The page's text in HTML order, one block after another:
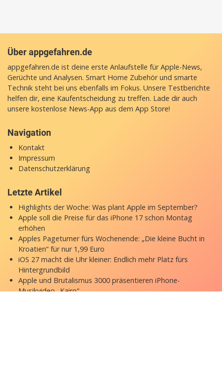
Über appgefahren.de
appgefahren.de ist deine erste Anlaufstelle für Apple-News,
Gerüchte und Analysen. Smart Home Zubehör und smarte
Technik steht bei uns ebenfalls im Fokus. Unsere Testberichte
helfen dir, eine Kaufentscheidung zu treffen. Lade dir auch
unsere kostenlose News-App aus dem App Store!
Navigation
Kontakt
Impressum
Datenschutzerklärung
Letzte Artikel
Highlights der Woche: Was plant Apple im September?
Apple soll die Preise für das iPhone 17 schon Montag
erhöhen
Apples Pageturner fürs Wochenende: „Die kleine Bucht in
Kroatien“ für nur 1,99 Euro
iOS 27 macht die Uhr kleiner: Endlich mehr Platz fürs
Hintergrundbild
Apple und Brutalismus 3000 präsentieren iPhone-
Musikvideo „Kairo“